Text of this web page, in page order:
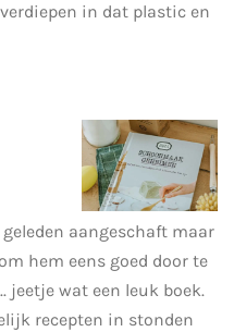
in dat plastic en
aangeschaft maar
hem eens goed door te
jeetje wat een leuk boek.
recepten in stonden